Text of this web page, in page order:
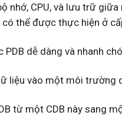
nhớ, CPU, và lưu trữ giữa
thể được thực hiện ở
dễ dàng và nhanh
liệu vào một môi trường
từ một CDB này sang